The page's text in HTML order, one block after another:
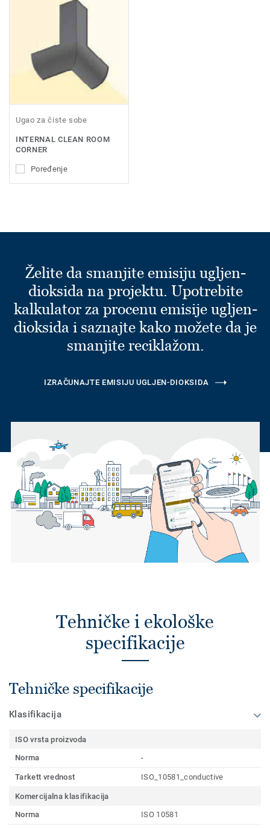
Ugao za čiste sobe
INTERNAL CLEAN ROOM
CORNER
Poređenje
Želite da smanjite emisiju ugljen-
dioksida na projektu. Upotrebite
kalkulator za procenu emisije ugljen-
dioksida i saznajte kako možete da je
smanjite reciklažom.
IZRAČUNAJTE EMISIJU UGLJEN-DIOKSIDA
Tehničke i ekološke
specifikacije
Tehničke specifikacije
Klasifikacija
ISO vrsta proizvoda
Norma
-
Tarkett vrednost ISO_10581_conductive
Komercijalna klasifikacija
Norma
ISO 10581